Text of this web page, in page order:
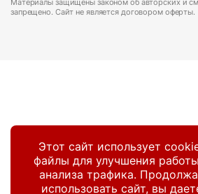
Материалы защищены законом об авторских и
запрещено. Сайт не является договором оферты.
Этот сайт использует
файлы для улучшения
анализа трафика.
использовать сайт, вы